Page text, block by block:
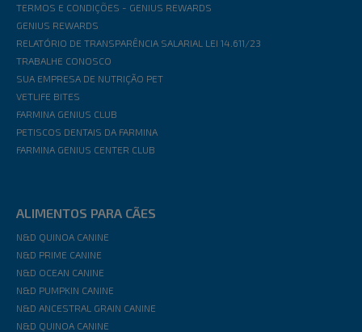
TERMOS E CONDIÇÕES - GENIUS REWARDS
GENIUS REWARDS
RELATÓRIO DE TRANSPARÊNCIA SALARIAL LEI 14.611/23
TRABALHE CONOSCO
SUA EMPRESA DE NUTRIÇÃO PET
VETLIFE BITES
FARMINA GENIUS CLUB
PETISCOS DENTAIS DA FARMINA
FARMINA GENIUS CENTER CLUB
ALIMENTOS PARA CÃES
N&D QUINOA CANINE
N&D PRIME CANINE
N&D OCEAN CANINE
N&D PUMPKIN CANINE
N&D ANCESTRAL GRAIN CANINE
N&D QUINOA CANINE